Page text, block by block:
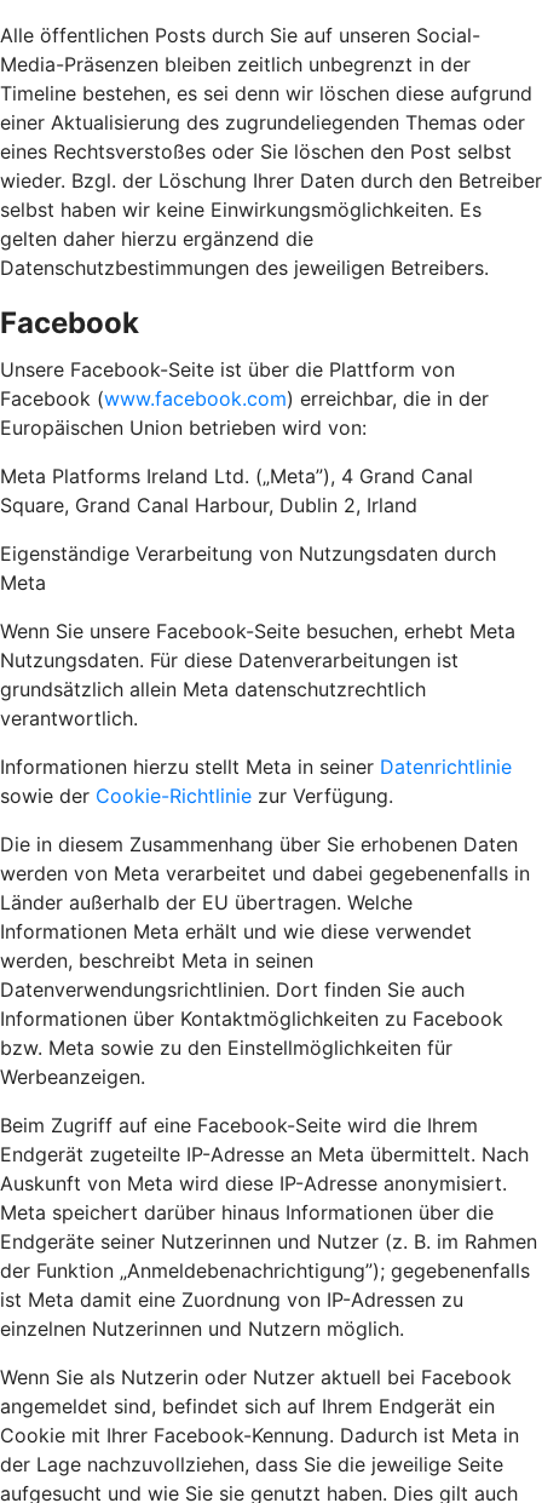
Alle öffentlichen Posts durch Sie auf unseren Social-
Media-Präsenzen bleiben zeitlich unbegrenzt in der
Timeline bestehen, es sei denn wir löschen diese aufgrund
einer Aktualisierung des zugrundeliegenden Themas oder
eines Rechtsverstoßes oder Sie löschen den Post selbst
wieder. Bzgl. der Löschung Ihrer Daten durch den Betreiber
selbst haben wir keine Einwirkungsmöglichkeiten. Es
gelten daher hierzu ergänzend die
Datenschutzbestimmungen des jeweiligen Betreibers.
Facebook
Unsere Facebook-Seite ist über die Plattform von
Facebook (www.facebook.com) erreichbar, die in der
Europäischen Union betrieben wird von:
Meta Platforms Ireland Ltd. („Meta”), 4 Grand Canal
Square, Grand Canal Harbour, Dublin 2, Irland
Eigenständige Verarbeitung von Nutzungsdaten durch
Meta
Wenn Sie unsere Facebook-Seite besuchen, erhebt Meta
Nutzungsdaten. Für diese Datenverarbeitungen ist
grundsätzlich allein Meta datenschutzrechtlich
verantwortlich.
Informationen hierzu stellt Meta in seiner Datenrichtlinie
sowie der Cookie-Richtlinie zur Verfügung.
Die in diesem Zusammenhang über Sie erhobenen Daten
werden von Meta verarbeitet und dabei gegebenenfalls in
Länder außerhalb der EU übertragen. Welche
Informationen Meta erhält und wie diese verwendet
werden, beschreibt Meta in seinen
Datenverwendungsrichtlinien. Dort finden Sie auch
Informationen über Kontaktmöglichkeiten zu Facebook
bzw. Meta sowie zu den Einstellmöglichkeiten für
Werbeanzeigen.
Beim Zugriff auf eine Facebook-Seite wird die Ihrem
Endgerät zugeteilte IP-Adresse an Meta übermittelt. Nach
Auskunft von Meta wird diese IP-Adresse anonymisiert.
Meta speichert darüber hinaus Informationen über die
Endgeräte seiner Nutzerinnen und Nutzer (z. B. im Rahmen
der Funktion „Anmeldebenachrichtigung”); gegebenenfalls
ist Meta damit eine Zuordnung von IP-Adressen zu
einzelnen Nutzerinnen und Nutzern möglich.
Wenn Sie als Nutzerin oder Nutzer aktuell bei Facebook
angemeldet sind, befindet sich auf Ihrem Endgerät ein
Cookie mit Ihrer Facebook-Kennung. Dadurch ist Meta in
der Lage nachzuvollziehen, dass Sie die jeweilige Seite
aufgesucht und wie Sie sie genutzt haben. Dies gilt auch